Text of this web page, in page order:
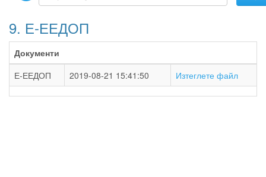
9. Е-ЕЕДОП
Документи
Е-ЕЕДОП
2019-08-21 15:41:50 Изтеглете файл